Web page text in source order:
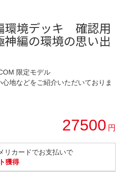
環境デッキ 確認用
編の環境の思い出
限定モデル
地などをご紹介いただいておりま
27500 円
リカードでお支払いで
獲得